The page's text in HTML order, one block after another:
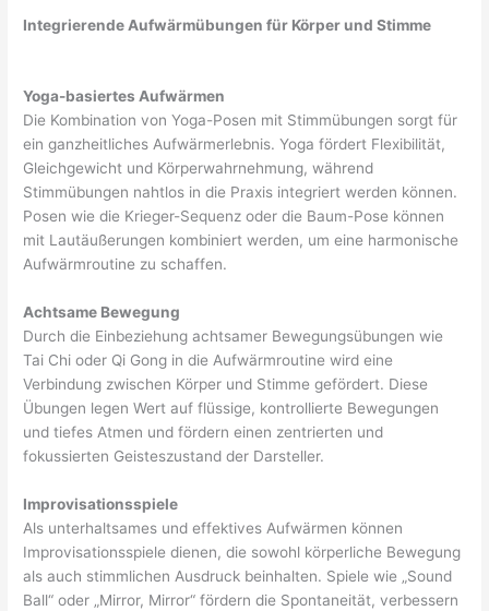
Integrierende Aufwärmübungen für Körper und Stimme
Yoga-basiertes Aufwärmen
Die Kombination von Yoga-Posen mit Stimmübungen sorgt für
ein ganzheitliches Aufwärmerlebnis. Yoga fördert Flexibilität,
Gleichgewicht und Körperwahrnehmung, während
Stimmübungen nahtlos in die Praxis integriert werden können.
Posen wie die Krieger-Sequenz oder die Baum-Pose können
mit Lautäußerungen kombiniert werden, um eine harmonische
Aufwärmroutine zu schaffen.
Achtsame Bewegung
Durch die Einbeziehung achtsamer Bewegungsübungen wie
Tai Chi oder Qi Gong in die Aufwärmroutine wird eine
Verbindung zwischen Körper und Stimme gefördert. Diese
Übungen legen Wert auf flüssige, kontrollierte Bewegungen
und tiefes Atmen und fördern einen zentrierten und
fokussierten Geisteszustand der Darsteller.
Improvisationsspiele
Als unterhaltsames und effektives Aufwärmen können
Improvisationsspiele dienen, die sowohl körperliche Bewegung
als auch stimmlichen Ausdruck beinhalten. Spiele wie „Sound
Ball“ oder „Mirror, Mirror“ fördern die Spontaneität, verbessern